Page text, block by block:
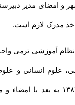
امضای مدیر دبیرستان
لازم است.
آموزشی ترمی واحدی
انسانی و علوم و
معارف اسلامی) در هر یک از سال های ۱۳۸۴ به بعد با امضاء و مهر